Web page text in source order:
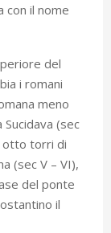
con il nome
del
i romani
meno
(sec
otto torri di
(sec V – VI),
del ponte
il